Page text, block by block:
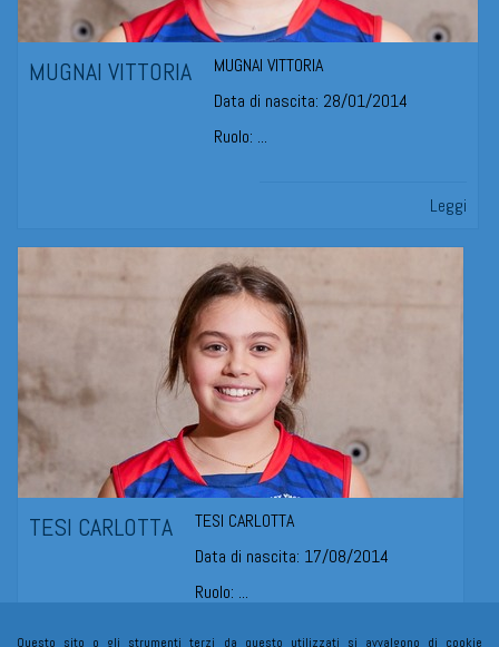
MUGNAI VITTORIA
MUGNAI VITTORIA
Data di nascita: 28/01/2014
Ruolo: ...
Leggi
TESI CARLOTTA
TESI CARLOTTA
Data di nascita: 17/08/2014
Ruolo: ...
Questo sito o gli strumenti terzi da questo utilizzati si avvalgono di cookie